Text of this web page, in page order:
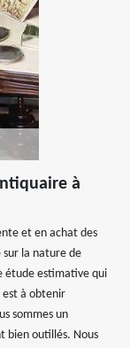
à
et en achat des
la nature de
étude estimative qui
est à obtenir
sommes un
bien outillés. Nous